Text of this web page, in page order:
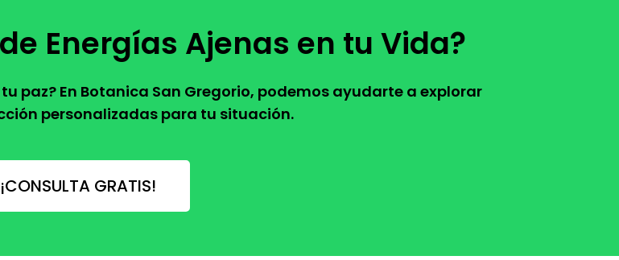
Energías Ajenas en tu Vida?
paz? En Botanica San Gregorio, podemos ayudarte a explorar
personalizadas para tu situación.
¡CONSULTA GRATIS!